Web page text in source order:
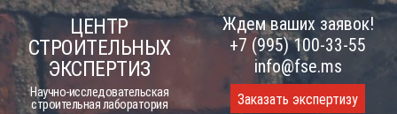
Skip
to
content
ЦЕНТР
СТРОИТЕЛЬНЫХ
ЭКСПЕРТИЗ
Научно-исследовательская
строительная лаборатория
Ждем ваших заявок!
+7 (995) 100-33-55
info@fse.ms
Заказать экспертизу